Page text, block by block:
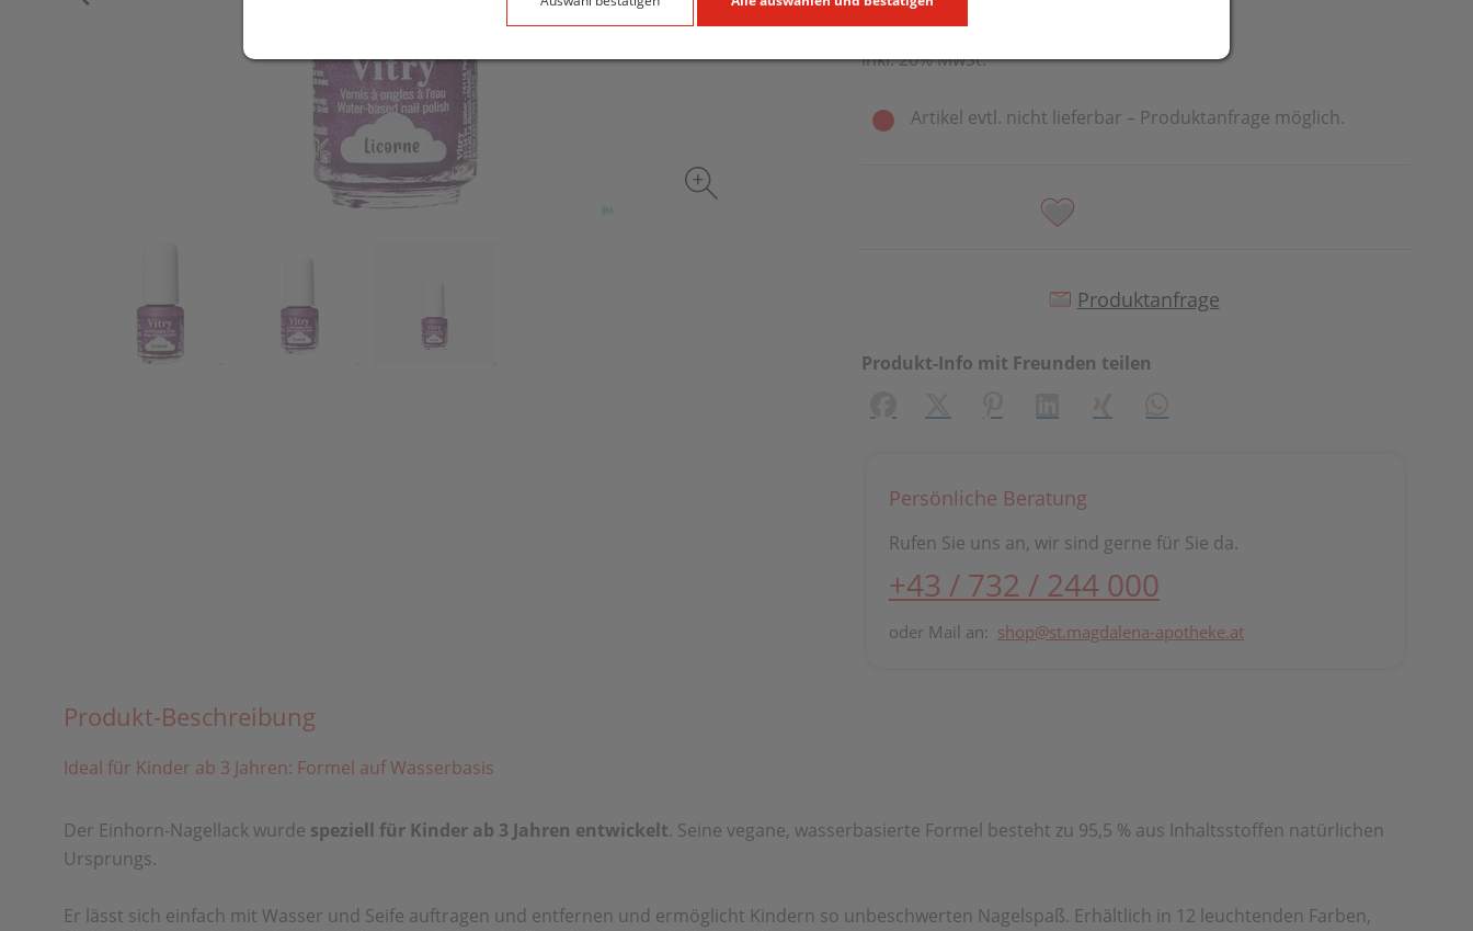
inkl. 20% MwSt.
Artikel evtl. nicht lieferbar – Produktanfrage möglich.
Produktanfrage
Produkt-Info mit Freunden teilen
Persönliche Beratung
Rufen Sie uns an, wir sind gerne für Sie da.
+43 / 732 / 244 000
oder Mail an: shop@st.magdalena-apotheke.at
Produkt-Beschreibung
Ideal für Kinder ab 3 Jahren: Formel auf Wasserbasis
Der Einhorn-Nagellack wurde speziell für Kinder ab 3 Jahren entwickelt. Seine vegane, wasserbasierte Formel besteht zu 95,5 % aus Inhaltsstoffen natürlichen
Ursprungs.
Er lässt sich einfach mit Wasser und Seife auftragen und entfernen und ermöglicht Kindern so unbeschwerten Nagelspaß. Erhältlich in 12 leuchtenden Farben,